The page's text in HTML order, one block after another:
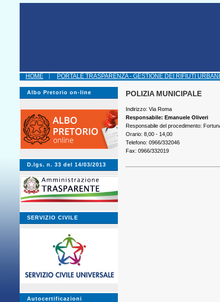
HOME PORTALE TRASPARENZA - GESTIONE DEI RIFIUTI URBANI
Albo Pretorio on-line
D.lgs. n. 33 del 14/03/2013
SERVIZIO CIVILE
Autocertificazioni
POLIZIA MUNICIPALE
Indirizzo: Via Roma
Responsabile: Emanuele Oliveri
Responsabile del procedimento:
Orario: 8,00 - 14,00
Telefono: 0966/332046
Fax: 0966/332019